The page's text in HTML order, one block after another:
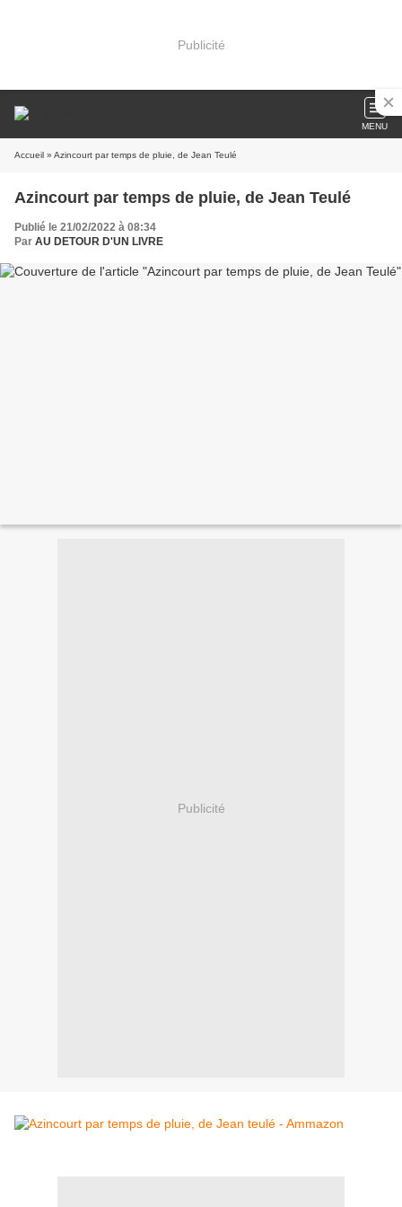
Publicité
MENU
Accueil » Azincourt par temps de pluie, de Jean Teulé
Azincourt par temps de pluie, de Jean Teulé
Publié le 21/02/2022 à 08:34
Par AU DETOUR D'UN LIVRE
Publicité